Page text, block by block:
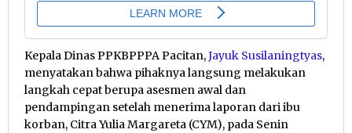
Kepala Dinas PPKBPPPA Pacitan,Jayuk Susilaningtyas,
menyatakan bahwa pihaknya langsung melakukan
langkah cepat berupa asesmen awal dan
pendampingan setelah menerima laporan dari ibu
korban, Citra Yulia Margareta (CYM), pada Senin